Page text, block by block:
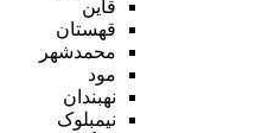
قاین
قهستان
محمدشهر
مود
نهبندان
نیمبلوک